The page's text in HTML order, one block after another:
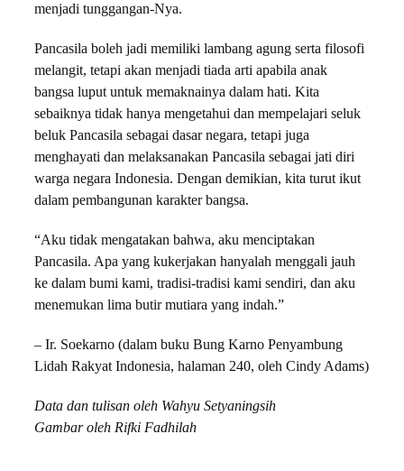
menjadi tunggangan-Nya.
Pancasila boleh jadi memiliki lambang agung serta filosofi
melangit, tetapi akan menjadi tiada arti apabila anak
bangsa luput untuk memaknainya dalam hati. Kita
sebaiknya tidak hanya mengetahui dan mempelajari seluk
beluk Pancasila sebagai dasar negara, tetapi juga
menghayati dan melaksanakan Pancasila sebagai jati diri
warga negara Indonesia. Dengan demikian, kita turut ikut
dalam pembangunan karakter bangsa.
“Aku tidak mengatakan bahwa, aku menciptakan
Pancasila. Apa yang kukerjakan hanyalah menggali jauh
ke dalam bumi kami, tradisi-tradisi kami sendiri, dan aku
menemukan lima butir mutiara yang indah.”
– Ir. Soekarno (dalam buku Bung Karno Penyambung
Lidah Rakyat Indonesia, halaman 240, oleh Cindy Adams)
Data dan tulisan oleh Wahyu Setyaningsih
Gambar oleh Rifki Fadhilah